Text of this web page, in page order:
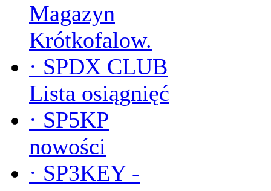
Magazyn
Krótkofalow.
· SPDX CLUB
Lista osiągnięć
· SP5KP
nowości
· SP3KEY -